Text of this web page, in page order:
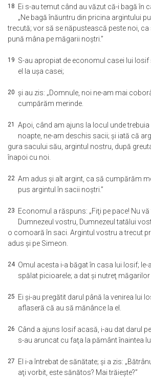
18 Ei s-au temut când au văzut că-i bagă în
„Ne bagă înăuntru din pricina argintului
trecută; vor să se năpustească peste noi, ca
pună mâna pe măgarii noştri.”
19 S-au apropiat de economul casei lui Iosif
el la uşa casei;
20 şi au zis: „Domnule, noi ne-am mai
cumpărăm merinde.
21 Apoi, când am ajuns la locul unde
noapte, ne-am deschis sacii; şi iată că
gura sacului său, argintul nostru, după
înapoi cu noi.
22 Am adus şi alt argint, ca să cumpărăm
pus argintul în sacii noştri.”
23 Economul a răspuns: „Fiţi pe pace! Nu vă
Dumnezeul vostru, Dumnezeul tatălui
o comoară în saci. Argintul vostru a trecut
adus şi pe Simeon.
24 Omul acesta i-a băgat în casa lui Iosif; le-
spălat picioarele; a dat şi nutreţ măgarilor
25 Ei şi-au pregătit darul până la venirea lui
aflaseră că au să mănânce la el.
26 Când a ajuns Iosif acasă, i-au dat darul
s-au aruncat cu faţa la pământ înaintea
27 El i-a întrebat de sănătate; şi a zis:
aţi vorbit, este sănătos? Mai trăieşte?”